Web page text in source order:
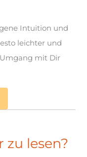
Intuition und
leichter und
mit Dir
zu lesen?